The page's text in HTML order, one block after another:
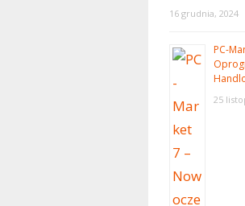
16 grudnia, 2024
PC-
25